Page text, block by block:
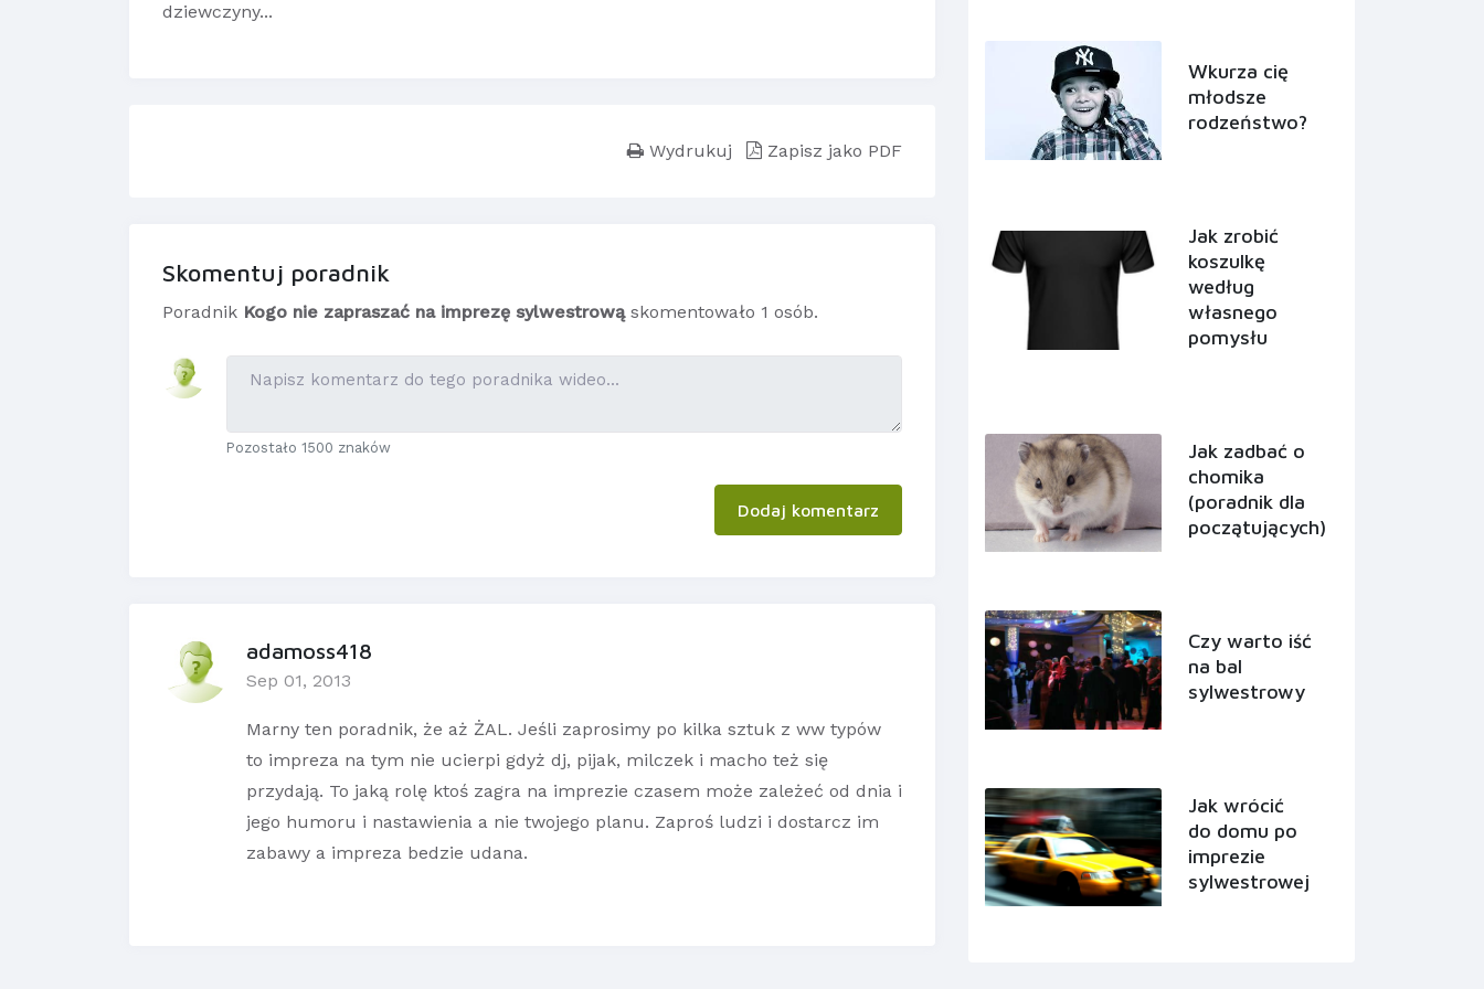
dziewczyny...
Wydrukuj Zapisz jako PDF
Skomentuj poradnik
Poradnik Kogo nie zapraszać na imprezę sylwestrowąskomentowało 1 osób.
Pozostało 1500 znaków
Dodaj komentarz
adamoss418
Sep 01, 2013
Marny ten poradnik, że aż ŻAL. Jeśli zaprosimy po kilka sztuk z ww typów
to impreza na tym nie ucierpi gdyż dj, pijak, milczek i macho też się
przydają. To jaką rolę ktoś zagra na imprezie czasem może zależeć od dnia i
jego humoru i nastawienia a nie twojego planu. Zaproś ludzi i dostarcz im
zabawy a impreza bedzie udana.
Wkurza cię
młodsze
rodzeństwo?
Jak zrobić
koszulkę
według
własnego
pomysłu
Jak zadbać o
chomika
(poradnik dla
początujących)
Czy warto iść
na bal
sylwestrowy
Jak wrócić
do domu po
imprezie
sylwestrowej